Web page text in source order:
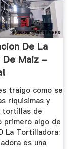
De La
De Maiz -
traigo como se
riquisimas y
tortillas de
primero algo de
La Tortilladora:
es una